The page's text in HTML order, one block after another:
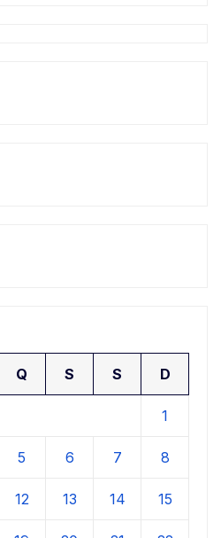
Q S S D
1
5 6 7 8
12 13 14 15